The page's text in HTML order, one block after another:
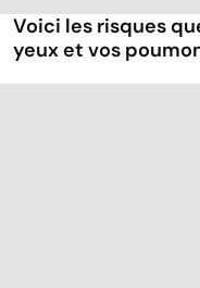
Voici les risques
yeux et vos